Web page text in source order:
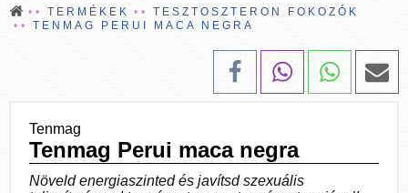
TERMÉKEK
TESZTOSZTERON FOKOZÓK
TENMAG PERUI MACA NEGRA
Tenmag
Tenmag Perui maca negra
Növeld energiaszinted és javítsd szexuális